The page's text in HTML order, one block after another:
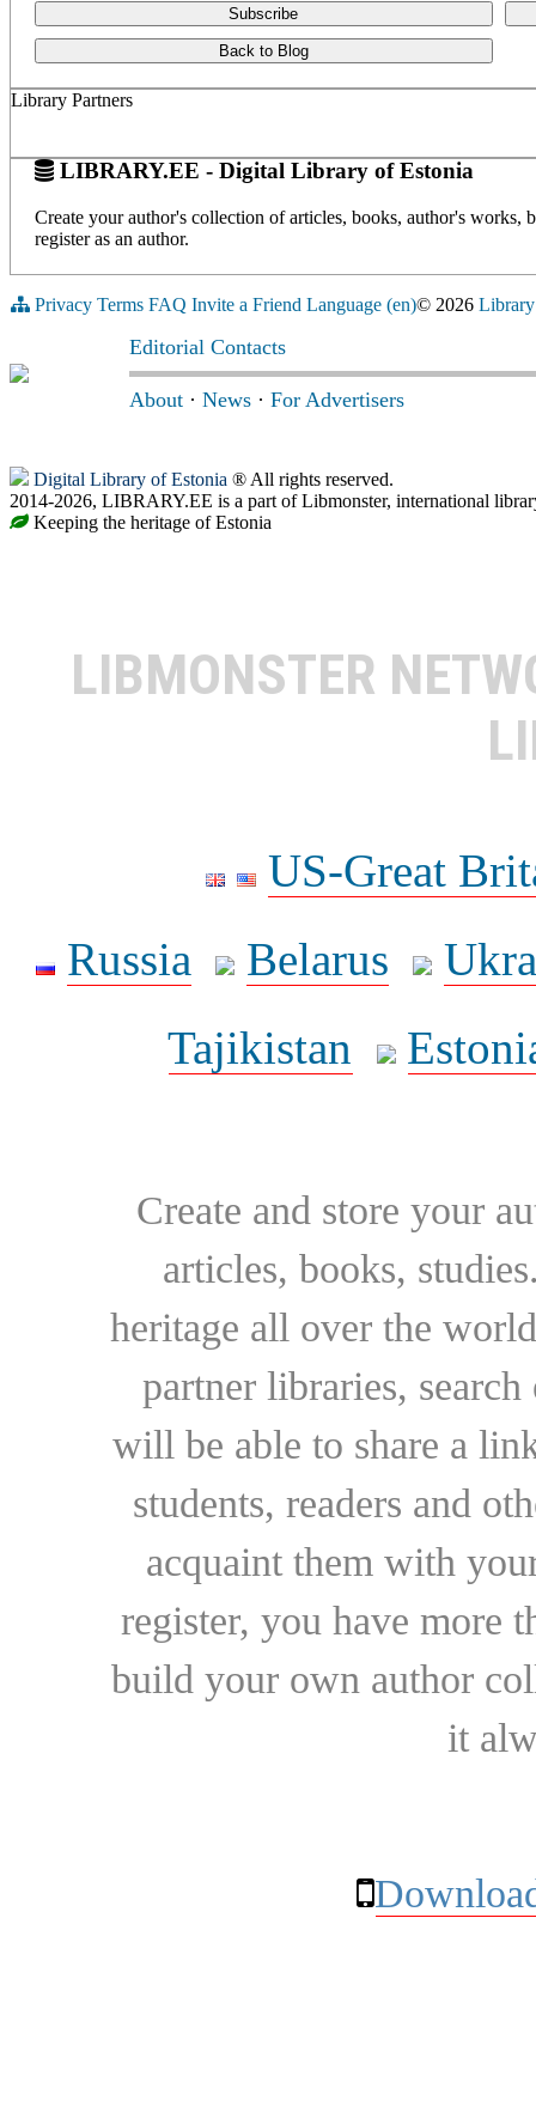
Subscribe
Back to Blog
Library Partners
LIBRARY.EE - Digital Library of Estonia
Create your author's collection of articles, books, author's
register as an author.
Privacy Terms FAQ Invite a Friend Language (en)© 2026
Editorial Contacts
About · News · For Advertisers
Digital Library of Estonia ® All rights reserved.
2014-2026, LIBRARY.EE is a part of Libmonster, international
Keeping the heritage of Estonia
LIBMONSTER
US-Great
Russia
Belarus
Tajikistan
Create and store your
articles, books,
heritage all over the
partner libraries,
will be able to share a
students, readers and
acquaint them with
register, you have more
build your own author
it